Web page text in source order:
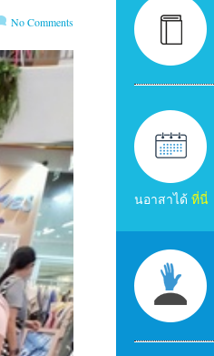
No Comments
นอาสาได้ ที่นี่